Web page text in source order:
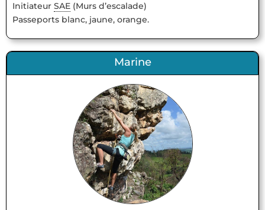
Initiateur SAE (Murs d’escalade)
Passeports blanc, jaune, orange.
Marine